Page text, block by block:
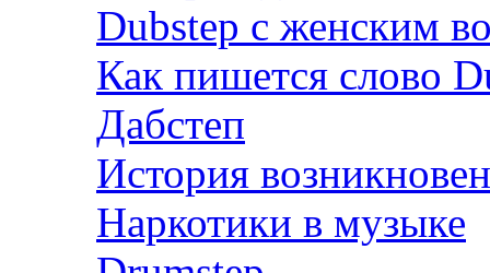
Dubstep с женским
Как пишется слово
Дабстеп
История
Наркотики в музыке